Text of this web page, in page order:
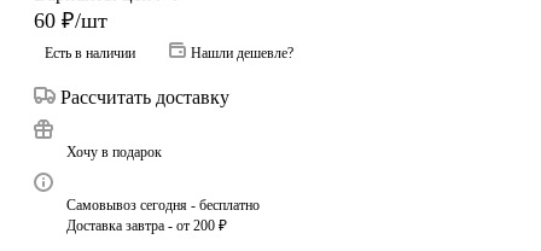
60 ₽/шт
Есть в наличии Нашли дешевле?
Рассчитать доставку
Хочу в подарок
Самовывоз сегодня - бесплатно
Доставка завтра - от 200 ₽